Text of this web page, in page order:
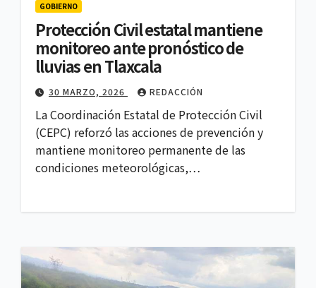
GOBIERNO
Protección Civil estatal mantiene
monitoreo ante pronóstico de
lluvias en Tlaxcala
30 MARZO, 2026 REDACCIÓN
La Coordinación Estatal de Protección Civil
(CEPC) reforzó las acciones de prevención y
mantiene monitoreo permanente de las
condiciones meteorológicas,…